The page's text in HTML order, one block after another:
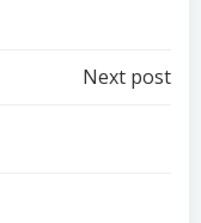
Next post